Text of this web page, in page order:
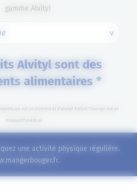
Alvityl sont des
alimentaires *
qui est un aliment et d’Alvityl Enfant Toux qui est un
dispositif médical
une activité physique régulière.
.